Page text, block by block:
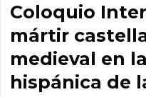
Coloquio
mártir
medieval en
hispánica de